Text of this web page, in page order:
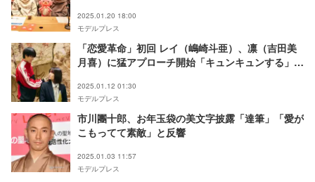
2025.01.20 18:00
モデルプレス
「恋愛革命」初回 レイ（嶋崎斗亜）、凛（吉田美
月喜）に猛アプローチ開始「キュンキュンする」
2025.01.12 01:30
モデルプレス
市川團十郎、お年玉袋の美文字披露「達筆」「愛が
こもってて素敵」と反響
2025.01.03 11:57
モデルプレス